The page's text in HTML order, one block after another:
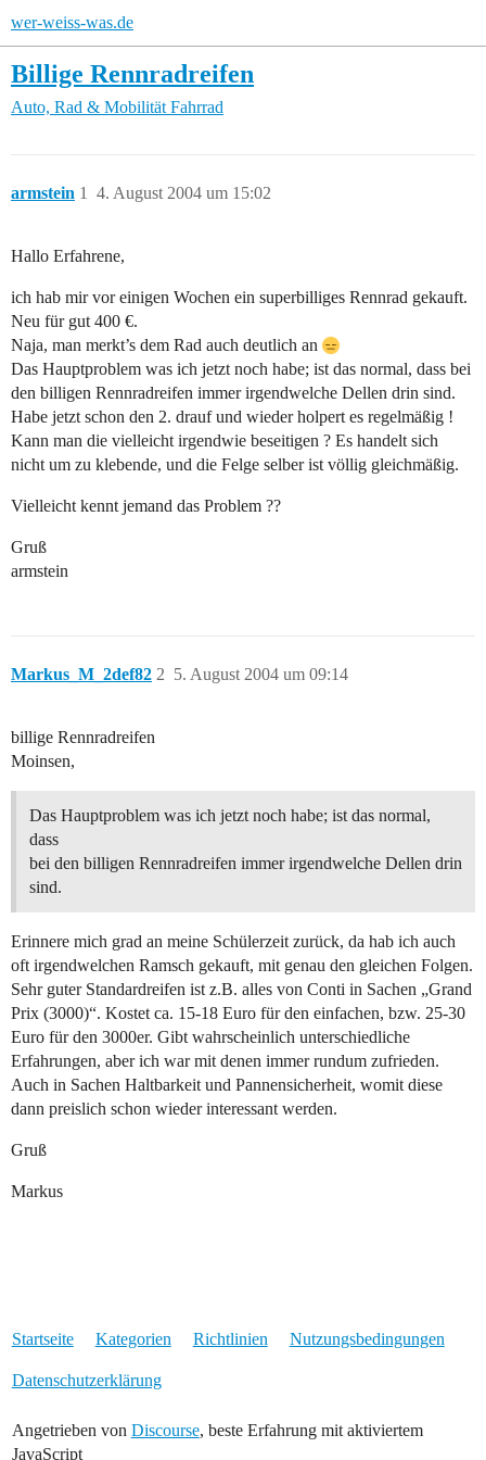
wer-weiss-was.de
Billige Rennradreifen
Auto, Rad & Mobilität Fahrrad
armstein 4. August 2004 um 15:02
1
Hallo Erfahrene,
ich hab mir vor einigen Wochen ein superbilliges Rennrad gekauft.
Neu für gut 400 €.
Naja, man merkt’s dem Rad auch deutlich an
Das Hauptproblem was ich jetzt noch habe; ist das normal, dass bei
den billigen Rennradreifen immer irgendwelche Dellen drin sind.
Habe jetzt schon den 2. drauf und wieder holpert es regelmäßig !
Kann man die vielleicht irgendwie beseitigen ? Es handelt sich
nicht um zu klebende, und die Felge selber ist völlig gleichmäßig.
Vielleicht kennt jemand das Problem ??
Gruß
armstein
Markus_M_2def82 5. August 2004 um 09:14
2
billige Rennradreifen
Moinsen,
Das Hauptproblem was ich jetzt noch habe; ist das normal,
dass
bei den billigen Rennradreifen immer irgendwelche Dellen drin
sind.
Erinnere mich grad an meine Schülerzeit zurück, da hab ich auch
oft irgendwelchen Ramsch gekauft, mit genau den gleichen Folgen.
Sehr guter Standardreifen ist z.B. alles von Conti in Sachen „Grand
Prix (3000)“. Kostet ca. 15-18 Euro für den einfachen, bzw. 25-30
Euro für den 3000er. Gibt wahrscheinlich unterschiedliche
Erfahrungen, aber ich war mit denen immer rundum zufrieden.
Auch in Sachen Haltbarkeit und Pannensicherheit, womit diese
dann preislich schon wieder interessant werden.
Gruß
Markus
Startseite Kategorien Richtlinien Nutzungsbedingungen
Datenschutzerklärung
Angetrieben von Discourse, beste Erfahrung mit aktiviertem
JavaScript